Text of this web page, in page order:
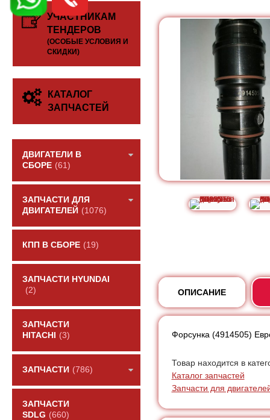
УЧАСТНИКАМ
ТЕНДЕРОВ
(ОСОБЫЕ УСЛОВИЯ И
СКИДКИ)
КАТАЛОГ
ЗАПЧАСТЕЙ
ДВИГАТЕЛИ В
СБОРЕ (61)
ЗАПЧАСТИ ДЛЯ
ДВИГАТЕЛЕЙ (1076)
КПП В СБОРЕ (19)
ЗАПЧАСТИ HYUNDAI
(2)
ЗАПЧАСТИ
HITACHI
(3)
ЗАПЧАСТИ (786)
ЗАПЧАСТИ
SDLG (660)
ОПИСАНИЕ
Форсунка (4914505)
Товар находится в
Каталог запчастей
Запчасти для